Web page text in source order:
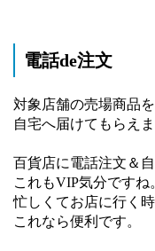
電話de注文
対象店舗の売場商品
自宅へ届けてもらえま
百貨店に電話注文＆
これもVIP気分ですね
忙しくてお店に行く
これなら便利です。